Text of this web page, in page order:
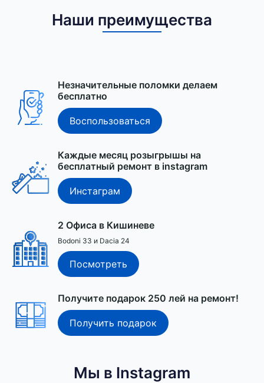
Наши преимущества
Незначительные поломки делаем
бесплатно
Воспользоваться
Каждые месяц розыгрышы на
бесплатный ремонт в instagram
Инстаграм
2 Офиса в Кишиневе
Bodoni 33 и Dacia 24
Посмотреть
Получите подарок 250 лей на ремонт!
Получить подарок
Мы в Instagram